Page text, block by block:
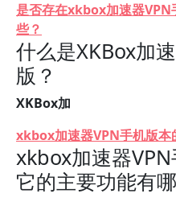
是否存在xkbox加速器VPN
些？
什么是XKBox加
版？
XKBox加
xkbox加速器VPN手机版本
xkbox加速器
它的主要功能有